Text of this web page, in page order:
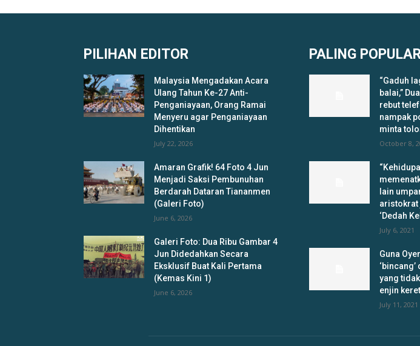
PILIHAN EDITOR
Malaysia Mengadakan Acara
Ulang Tahun Ke-27 Anti-
Penganiayaan, Orang Ramai
Menyeru agar Penganiayaan
Dihentikan
July 22, 2026
Amaran Grafik! 64 Foto 4 Jun
Menjadi Saksi Pembunuhan
Berdarah Dataran Tiananmen
(Galeri Foto)
June 6, 2026
Galeri Foto: Dua Ribu Gambar 4
Jun Didedahkan Secara
Eksklusif Buat Kali Pertama
(Kemas Kini 1)
June 6, 2026
PALING
“Gaduh
balai,”
rebut
nampak
minta
October 8,
lain
aristokrat
‘Dedah
July 6, 2021
Guna
yang
enjin
July 11, 2021